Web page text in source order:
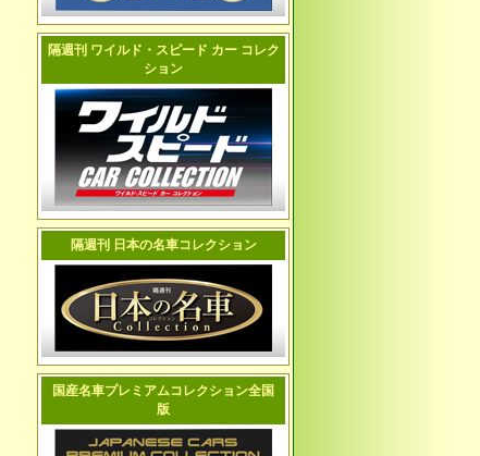
隔週刊 ワイルド・スピード カー コレク
ション
隔週刊 日本の名車コレクション
国産名車プレミアムコレクション全国
版